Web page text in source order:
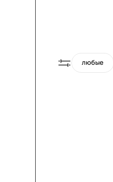
любые